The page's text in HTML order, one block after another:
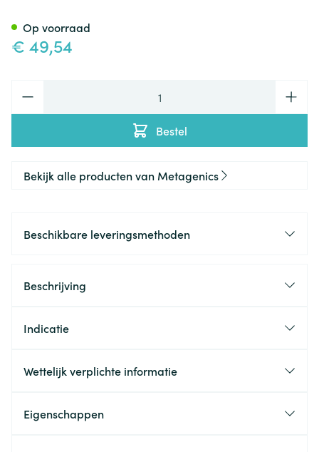
€ 49,54
Bestel
Op voorraad
Bekijk alle producten van Metagenics
Beschikbare leveringsmethoden
Beschrijving
Indicatie
Wettelijk verplichte informatie
Eigenschappen